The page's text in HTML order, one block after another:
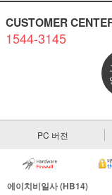
CUSTOMER
1544-3145
PC 버전
에이치비일사 (HB14)